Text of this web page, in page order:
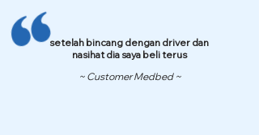
setelah bincang dengan driver dan
nasihat dia saya beli terus
~ Customer Medbed ~